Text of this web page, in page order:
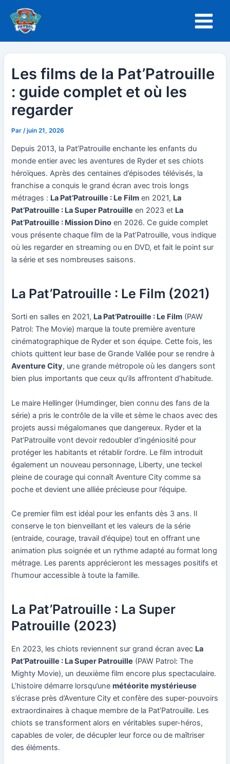
contenu
Menu
Les films de la Pat’Patrouille
: guide complet et où les
regarder
Par/juin 21, 2026
Depuis 2013, la Pat’Patrouille enchante les enfants du
monde entier avec les aventures de Ryder et ses chiots
héroïques. Après des centaines d’épisodes télévisés, la
franchise a conquis le grand écran avec trois longs
métrages : La Pat’Patrouille : Le Film en 2021, La
Pat’Patrouille : La Super Patrouille en 2023 et La
Pat’Patrouille : Mission Dino en 2026. Ce guide complet
vous présente chaque film de la Pat’Patrouille, vous indique
où les regarder en streaming ou en DVD, et fait le point sur
la série et ses nombreuses saisons.
La Pat’Patrouille : Le Film (2021)
Sorti en salles en 2021, La Pat’Patrouille : Le Film (PAW
Patrol: The Movie) marque la toute première aventure
cinématographique de Ryder et son équipe. Cette fois, les
chiots quittent leur base de Grande Vallée pour se rendre à
Aventure City, une grande métropole où les dangers sont
bien plus importants que ceux qu’ils affrontent d’habitude.
Le maire Hellinger (Humdinger, bien connu des fans de la
série) a pris le contrôle de la ville et sème le chaos avec des
projets aussi mégalomanes que dangereux. Ryder et la
Pat’Patrouille vont devoir redoubler d’ingéniosité pour
protéger les habitants et rétablir l’ordre. Le film introduit
également un nouveau personnage, Liberty, une teckel
pleine de courage qui connaît Aventure City comme sa
poche et devient une alliée précieuse pour l’équipe.
Ce premier film est idéal pour les enfants dès 3 ans. Il
conserve le ton bienveillant et les valeurs de la série
(entraide, courage, travail d’équipe) tout en offrant une
animation plus soignée et un rythme adapté au format long
métrage. Les parents apprécieront les messages positifs et
l’humour accessible à toute la famille.
La Pat’Patrouille : La Super
Patrouille (2023)
En 2023, les chiots reviennent sur grand écran avec La
Pat’Patrouille : La Super Patrouille (PAW Patrol: The
Mighty Movie), un deuxième film encore plus spectaculaire.
L’histoire démarre lorsqu’unemétéorite mystérieuse
s’écrase près d’Aventure City et confère des super-pouvoirs
extraordinaires à chaque membre de la Pat’Patrouille. Les
chiots se transforment alors en véritables super-héros,
capables de voler, de décupler leur force ou de maîtriser
des éléments.
Navigation
des
articles